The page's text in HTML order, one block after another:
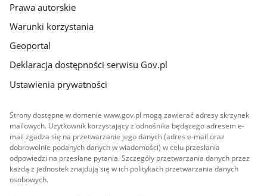
Prawa autorskie
Warunki korzystania
Geoportal
Deklaracja dostępności serwisu Gov.pl
Ustawienia prywatności
Strony dostępne w domenie www.gov.pl mogą zawierać adresy skrzynek
mailowych. Użytkownik korzystający z odnośnika będącego adresem e-
mail zgadza się na przetwarzanie jego danych (adres e-mail oraz
dobrowolnie podanych danych w wiadomości) w celu przesłania
odpowiedzi na przesłane pytania. Szczegóły przetwarzania danych przez
każdą z jednostek znajdują się w ich politykach przetwarzania danych
osobowych.